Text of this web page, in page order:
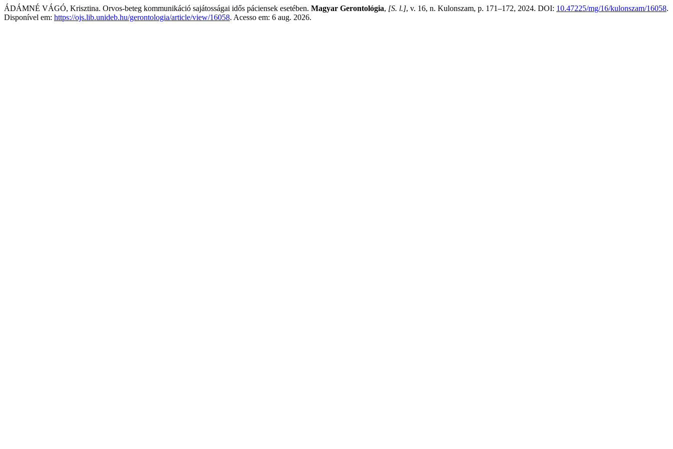
ÁDÁMNÉ VÁGÓ, Krisztina. Orvos-beteg kommunikáció sajátosságai idős páciensek esetében. Magyar Gerontológia, [S. l.], v. 16, n. Kulonszam, p. 171–172, 2024. DOI: 10.47225/mg/16/kulonszam/16058.
Disponível em: https://ojs.lib.unideb.hu/gerontologia/article/view/16058. Acesso em: 6 aug. 2026.